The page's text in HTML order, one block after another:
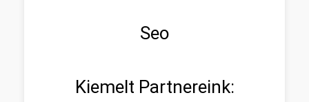
Seo
Kiemelt Partnereink: